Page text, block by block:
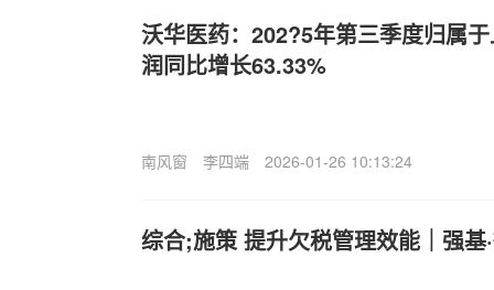
沃华医药：202?5年第三季度归属
润同比增长63.33%
南风窗 李四端 2026-01-26 10:13:24
综合;施策 提升欠税管理效能｜强基